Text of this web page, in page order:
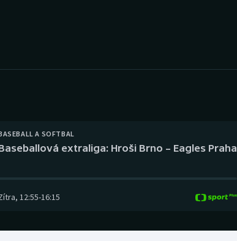
Plážový volejbal
A SOFTBAL
extraliga: Hroši Brno – Eagles Praha
, 12:55-16:15